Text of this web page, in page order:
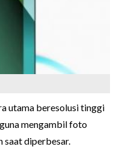
utama beresolusi tinggi
mengambil foto
saat diperbesar.